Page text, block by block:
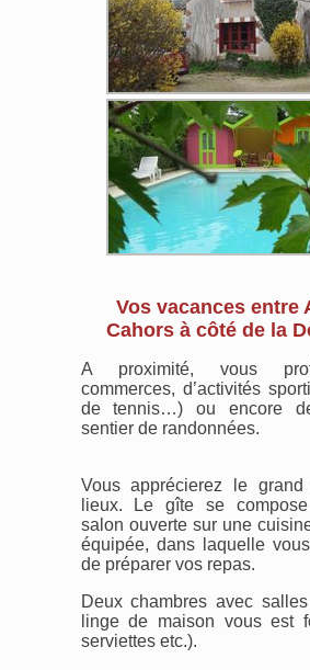
Vos vacances entre
Cahors à côté de la
A proximité, vous
commerces, d’activités
de tennis…) ou encore
sentier de randonnées.
Vous apprécierez le
lieux. Le gîte se
salon ouverte sur une
équipée, dans laquelle
de préparer vos repas.
Deux chambres avec
linge de maison vous est
serviettes etc.).